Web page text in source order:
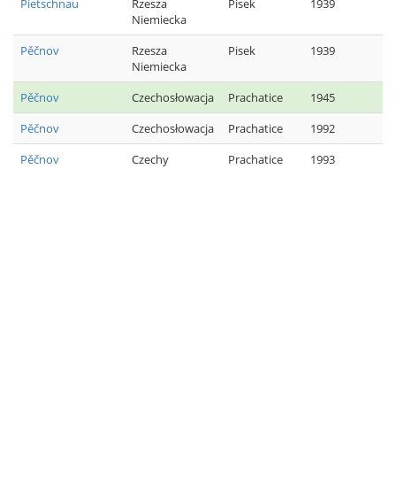
Pietschnau
Rzesza
Niemiecka
Pisek 1939
Pěčnov
Rzesza
Niemiecka
Pisek 1939
Pěčnov Czechosłowacja Prachatice
1945
Pěčnov
Czechosłowacja Prachatice
1992
Pěčnov
Czechy Prachatice 1993